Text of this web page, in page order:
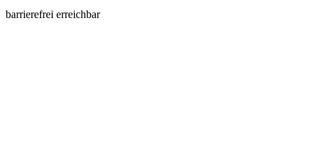
barrierefrei erreichbar